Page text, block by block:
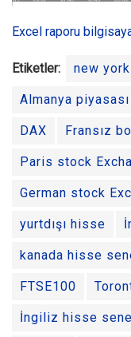
Excel raporu
Etiketler: new
Almanya piyasası
DAX Fransız
Paris stock
German stock
yurtdışı hisse
kanada hisse
FTSE100
İngiliz hisse